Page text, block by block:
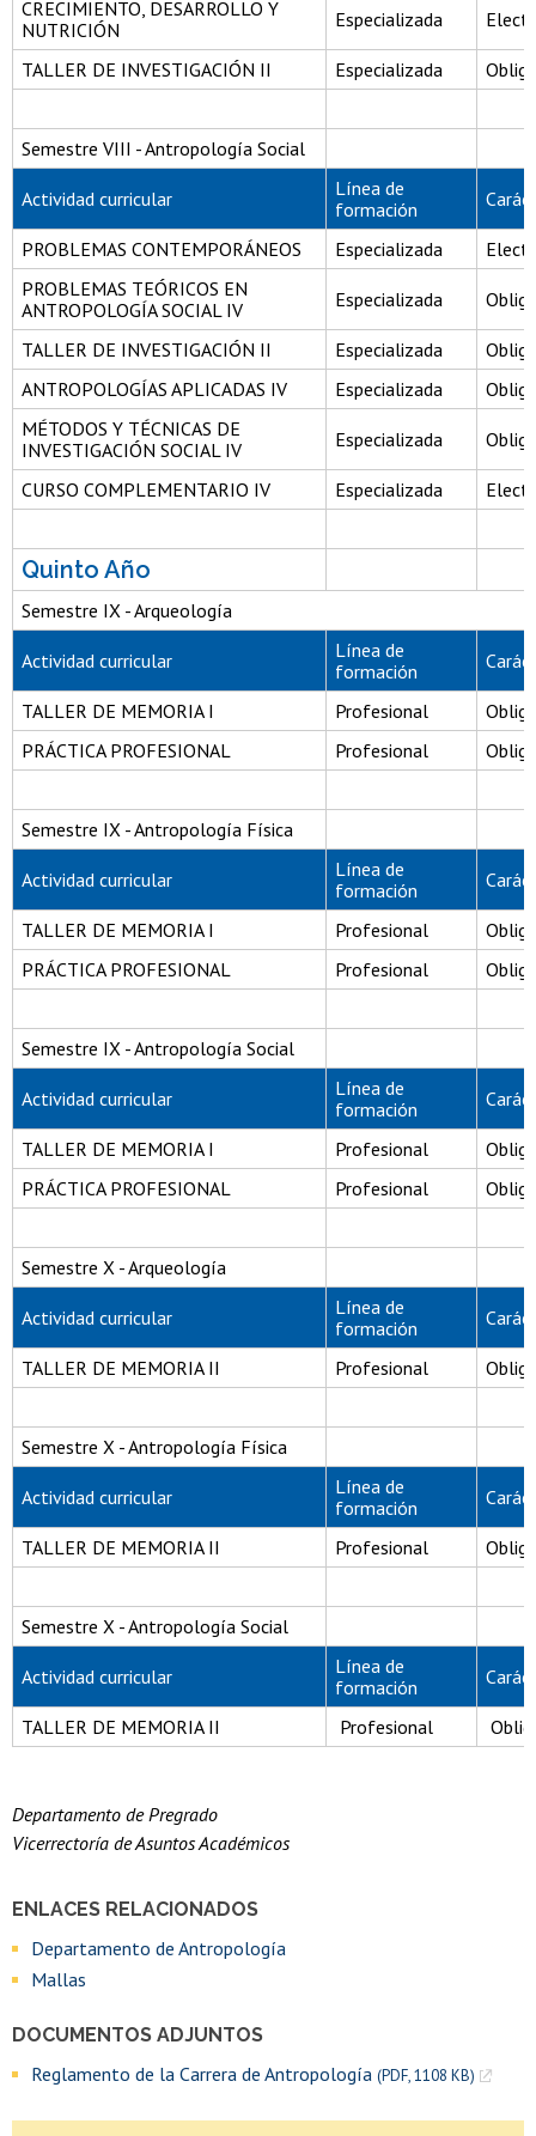
ENLACES RELACIONADOS
Departamento de Antropología
Mallas
DOCUMENTOS ADJUNTOS
Reglamento de la Carrera de Antropología (PDF, 1108 KB)
CRECIMIENTO, DESARROLLO Y
NUTRICIÓN
Especializada
TALLER DE INVESTIGACIÓN II Especializada
Semestre VIII - Antropología Social
Actividad curricular
Línea de
formación
PROBLEMAS CONTEMPORÁNEOS Especializada
PROBLEMAS TEÓRICOS EN
ANTROPOLOGÍA SOCIAL IV
Especializada
TALLER DE INVESTIGACIÓN II Especializada
ANTROPOLOGÍAS APLICADAS IV
Especializada
MÉTODOS Y TÉCNICAS DE
INVESTIGACIÓN SOCIAL IV
Especializada
CURSO COMPLEMENTARIO IV Especializada
Quinto Año
Semestre IX - Arqueología
Actividad curricular
Línea de
formación
TALLER DE MEMORIA I Profesional
PRÁCTICA PROFESIONAL
Profesional
Semestre IX - Antropología Física
Actividad curricular
Línea de
formación
TALLER DE MEMORIA I Profesional
PRÁCTICA PROFESIONAL
Profesional
Semestre IX - Antropología Social
Actividad curricular
Línea de
formación
TALLER DE MEMORIA I Profesional
PRÁCTICA PROFESIONAL
Profesional
Semestre X - Arqueología
Actividad curricular
Línea de
formación
TALLER DE MEMORIA II Profesional
Semestre X - Antropología Física
Actividad curricular
Línea de
formación
TALLER DE MEMORIA II Profesional
Semestre X - Antropología Social
Actividad curricular
Línea de
formación
TALLER DE MEMORIA II Profesional
Departamento de Pregrado
Vicerrectoría de Asuntos Académicos